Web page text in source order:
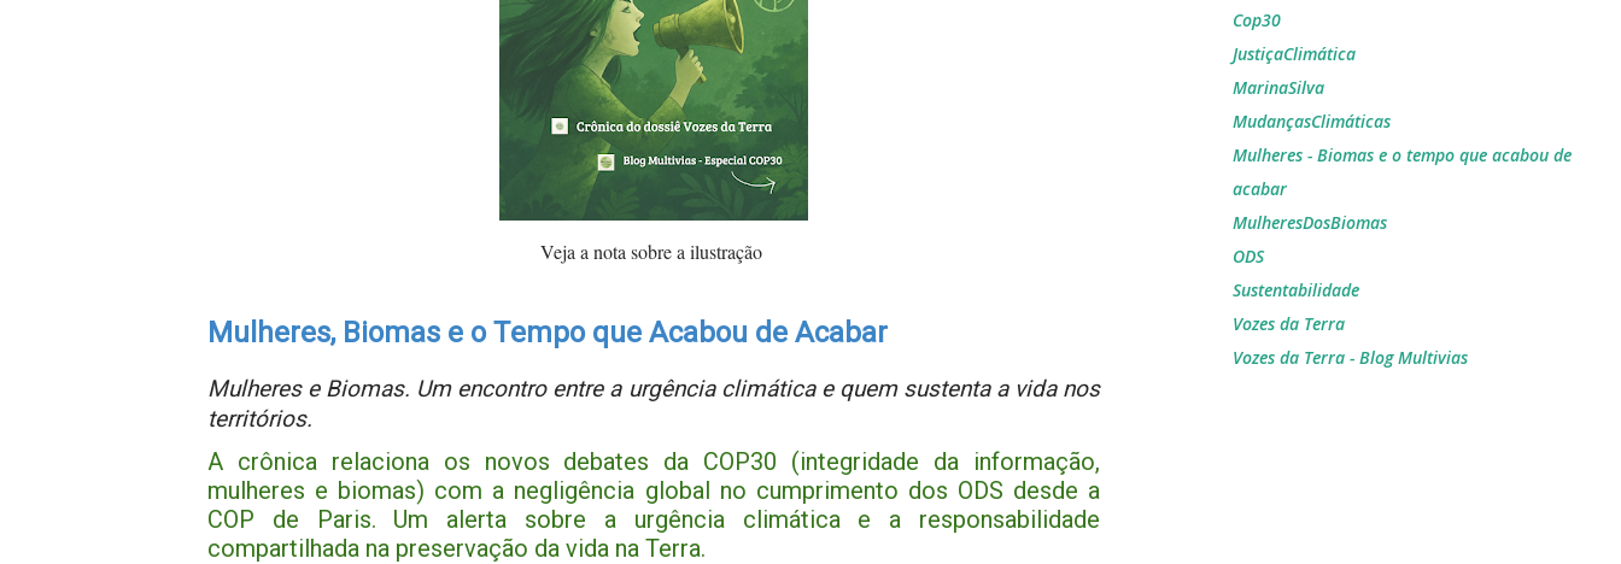
Veja a nota sobre a ilustração
Mulheres, Biomas e o Tempo que Acabou de Acabar
Mulheres e Biomas. Um encontro entre a urgência climática e quem sustenta a vida nos
territórios.
A crônica relaciona os novos debates da COP30 (integridade da informação,
mulheres e biomas) com a negligência global no cumprimento dos ODS desde a
COP de Paris. Um alerta sobre a urgência climática e a responsabilidade
compartilhada na preservação da vida na Terra.
Cop30
JustiçaClimática
MarinaSilva
MudançasClimáticas
Mulheres - Biomas e o tempo que acabou de
acabar
MulheresDosBiomas
ODS
Sustentabilidade
Vozes da Terra
Vozes da Terra - Blog Multivias